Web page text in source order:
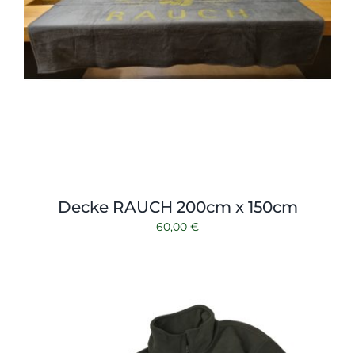
Decke RAUCH 200cm x 150cm
60,00 €